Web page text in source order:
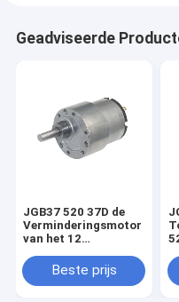
Geadviseerde
JGB37 520 37D de
Verminderingsmotor
van het 12
AutomaatBeste prijs